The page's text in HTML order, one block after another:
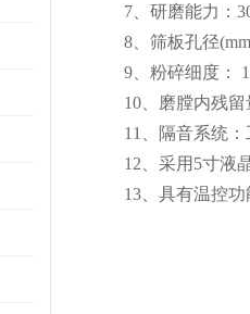
7、研磨能力：
8、筛板孔径(mm)
9、粉碎细度：
10、磨膛内残留
11、隔音系统：
12、采用5寸液晶
13、具有温控功